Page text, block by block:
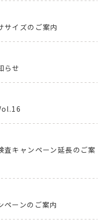
サイズのご案内
らせ
査キャンペーン延長のご案
ペーンのご案内